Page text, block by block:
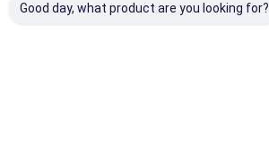
Good day, what product are you looking for?